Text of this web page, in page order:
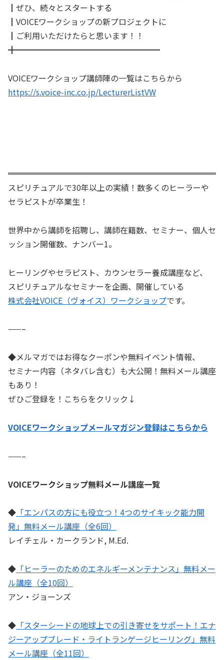
┃ぜひ、続々とスタートする
┃VOICEワークショップの新プロジェクトに
┃ご利用いただけたらと思います！！
╋━━━━━━━━━━━━━━━━━━
VOICEワークショップ講師陣の一覧はこちらから
https://s.voice-inc.co.jp/LecturerListVW
スピリチュアルで30年以上の実績！数多くのヒーラーや
セラピストが卒業生！
世界中から講師を招聘し、講師在籍数、セミナー、個人セ
ッション開催数、ナンバー1。
ヒーリングやセラピスト、カウンセラー養成講座など、
スピリチュアルなセミナーを企画、開催している
株式会社VOICE（ヴォイス）ワークショップです。
——–
◆メルマガではお得なクーポンや無料イベント情報、
セミナー内容（ネタバレ含む）も大公開！無料メール講座
もあり！
ぜひご登録を！こちらをクリック↓
VOICEワークショップメールマガジン登録はこちらから
——–
VOICEワークショップ無料メール講座一覧
◆ 「エンパスの方にも役立つ！4つのサイキック能力開
発」無料メール講座（全6回）
レイチェル・カークランド, M.Ed.
◆ 「ヒーラーのためのエネルギーメンテナンス」無料メー
ル講座（全10回）
アン・ジョーンズ
◆ 「スターシードの地球上での引き寄せをサポート！エナ
ジーアップブレード・ライトランゲージヒーリング」無料
メール講座（全11回）